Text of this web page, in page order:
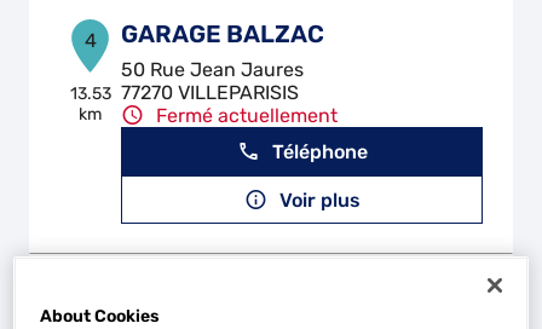
4
13.53
km
GARAGE BALZAC
50 Rue Jean Jaures
77270 VILLEPARISIS
Fermé actuellement
Téléphone
Voir plus
5
About Cookies